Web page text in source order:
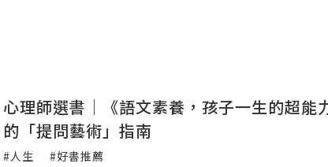
心理師選書｜《語文素養，孩子一生的超能
的「提問藝術」指南
#人生 #好書推薦